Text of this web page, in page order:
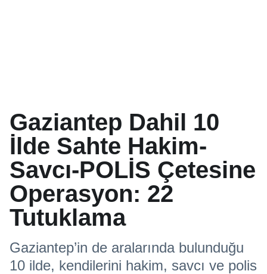
Gaziantep Dahil 10
İlde Sahte Hakim-
Savcı-POLİS Çetesine
Operasyon: 22
Tutuklama
Gaziantep’in de aralarında bulunduğu
10 ilde, kendilerini hakim, savcı ve polis